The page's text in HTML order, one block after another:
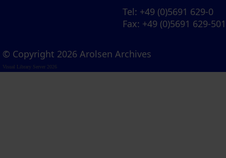
Tel: +49 (0)5691 629-0
Fax: +49 (0)5691 629-501
© Copyright 2026 Arolsen Archives
Visual Library Server 2026